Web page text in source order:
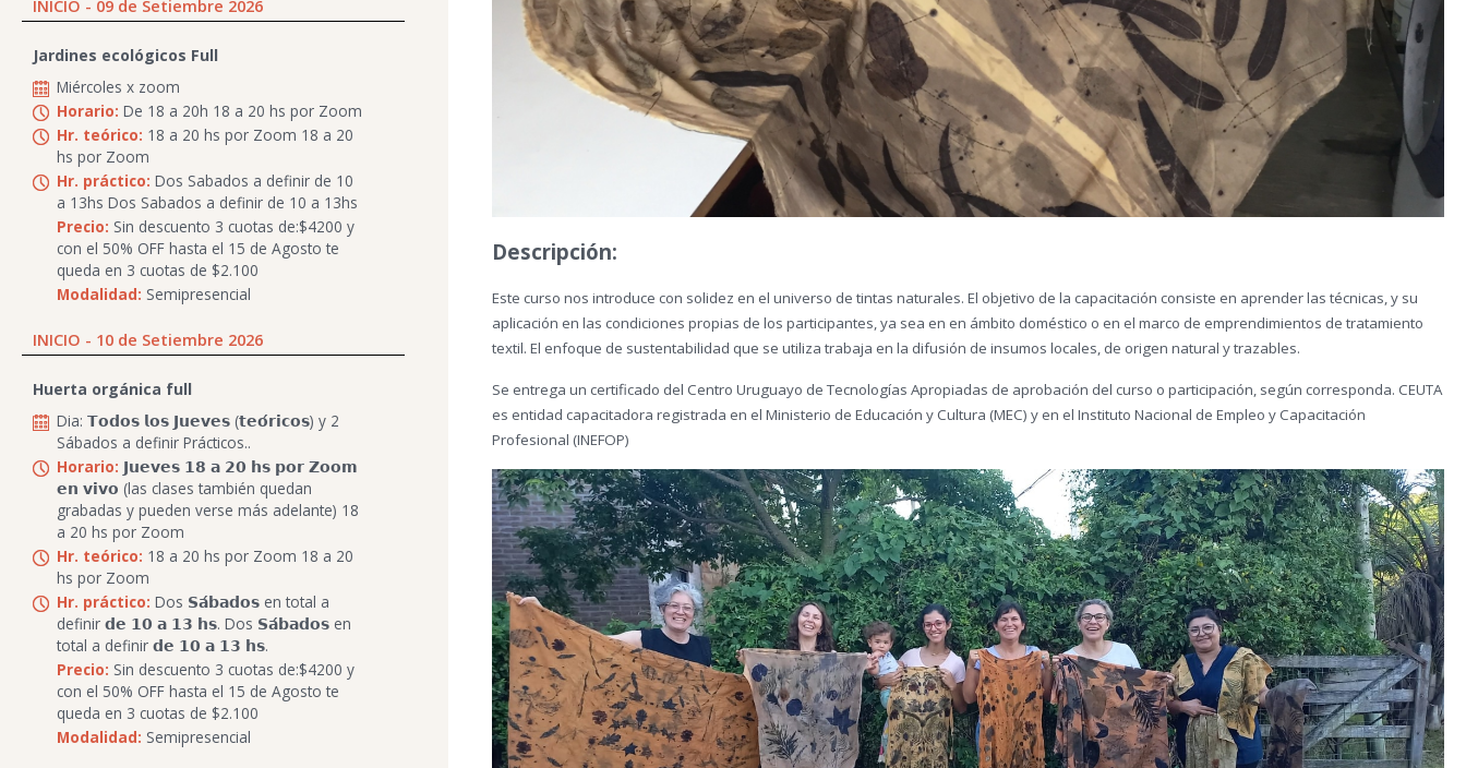
INICIO - 09 de Setiembre 2026
Jardines ecológicos Full
Miércoles x zoom
Horario: De 18 a 20h 18 a 20 hs por Zoom
Hr. teórico: 18 a 20 hs por Zoom 18 a 20
hs por Zoom
Hr. práctico: Dos Sabados a definir de 10
a 13hs Dos Sabados a definir de 10 a 13hs
Precio: Sin descuento 3 cuotas de:$4200 y
con el 50% OFF hasta el 15 de Agosto te
queda en 3 cuotas de $2.100
Modalidad: Semipresencial
INICIO - 10 de Setiembre 2026
Huerta orgánica full
Dia: 𝗧𝗼𝗱𝗼𝘀 𝗹𝗼𝘀 𝗝𝘂𝗲𝘃𝗲𝘀 (𝘁𝗲𝗼́𝗿𝗶𝗰𝗼𝘀) y 2
Sábados a definir Prácticos..
Horario: 𝗝𝘂𝗲𝘃𝗲𝘀 𝟭𝟴 𝗮 𝟮𝟬 𝗵𝘀 𝗽𝗼𝗿 𝗭𝗼𝗼𝗺
𝗲𝗻 𝘃𝗶𝘃𝗼 (las clases también quedan
grabadas y pueden verse más adelante) 18
a 20 hs por Zoom
Hr. teórico: 18 a 20 hs por Zoom 18 a 20
hs por Zoom
Hr. práctico: Dos 𝗦𝗮́𝗯𝗮𝗱𝗼𝘀 en total a
definir 𝗱𝗲 𝟭𝟬 𝗮 𝟭𝟯 𝗵𝘀. Dos 𝗦𝗮́𝗯𝗮𝗱𝗼𝘀 en
total a definir 𝗱𝗲 𝟭𝟬 𝗮 𝟭𝟯 𝗵𝘀.
Precio: Sin descuento 3 cuotas de:$4200 y
con el 50% OFF hasta el 15 de Agosto te
queda en 3 cuotas de $2.100
Modalidad: Semipresencial
Descripción:
Este curso nos introduce con solidez en el universo de tintas naturales. El objetivo de la capacitación consiste en aprender las técnicas, y su
aplicación en las condiciones propias de los participantes, ya sea en en ámbito doméstico o en el marco de emprendimientos de tratamiento
textil. El enfoque de sustentabilidad que se utiliza trabaja en la difusión de insumos locales, de origen natural y trazables.
Se entrega un certificado del Centro Uruguayo de Tecnologías Apropiadas de aprobación del curso o participación, según corresponda. CEUTA
es entidad capacitadora registrada en el Ministerio de Educación y Cultura (MEC) y en el Instituto Nacional de Empleo y Capacitación
Profesional (INEFOP)